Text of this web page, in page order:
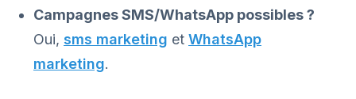
Campagnes SMS/WhatsApp possibles ?
Oui, sms marketing et WhatsApp
marketing.